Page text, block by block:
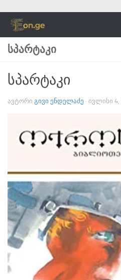
Skip to content
ᲡᲞᲐᲠᲢᲐᲙᲘ
სპარტაკი
ᲐᲕᲢᲝᲠᲘ ᲒᲘᲕᲘ ᲔᲜᲓᲔᲚᲐᲫᲔ · ᲘᲕᲚᲘᲡᲘ 4,